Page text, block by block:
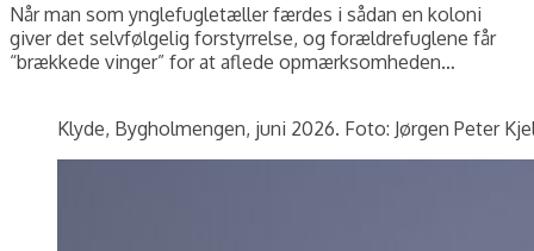
Når man som ynglefugletæller færdes i sådan en koloni
giver det selvfølgelig forstyrrelse, og forældrefuglene får
“brækkede vinger” for at aflede opmærksomheden…
Klyde, Bygholmengen, juni 2026. Foto: Jørgen Peter